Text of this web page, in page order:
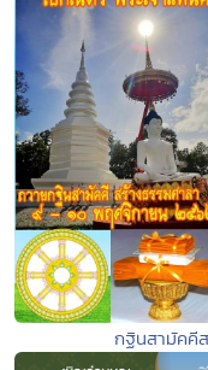
กฐินสามัคคี